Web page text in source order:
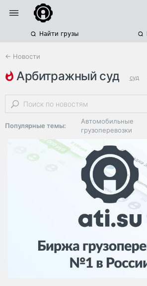
Найти грузы
← Новости
арбитражный суд суд
Популярные темы:
Автомобильные
грузоперевозки
Региональная
логистика
ЭДО, ИТ в
логистике
Дороги,
инфраструктура
Логистика, грузы
Негабаритные и
опасные грузы
Безопасность и